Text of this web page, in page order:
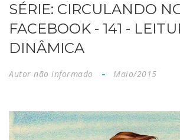
SÉRIE: CIRCULANDO
FACEBOOK - 141 -
DINÂMICA
Autor não informado Maio/2015